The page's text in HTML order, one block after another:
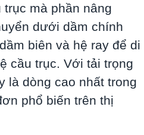
trục mà phần nâng
dưới dầm chính
biên và hệ ray để di
cầu trục. Với tải trọng
là dòng cao nhất trong
phổ biến trên thị